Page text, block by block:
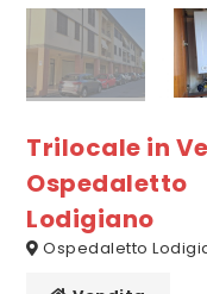
Trilocale in
Ospedaletto
Lodigiano
Ospedaletto